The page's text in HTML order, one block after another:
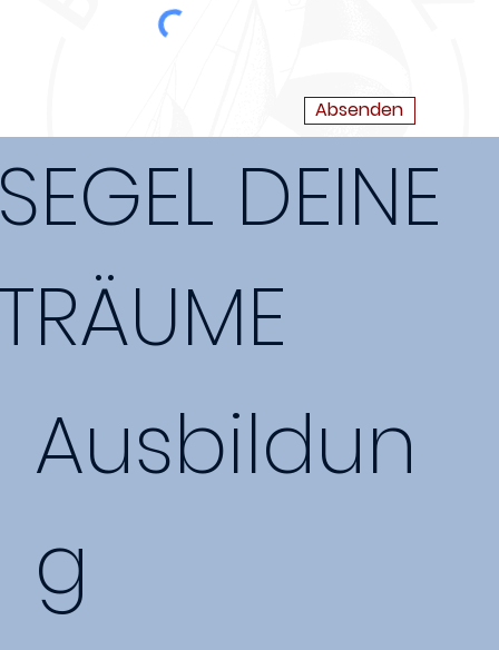
Absenden
DEINE
Ausbildun
g